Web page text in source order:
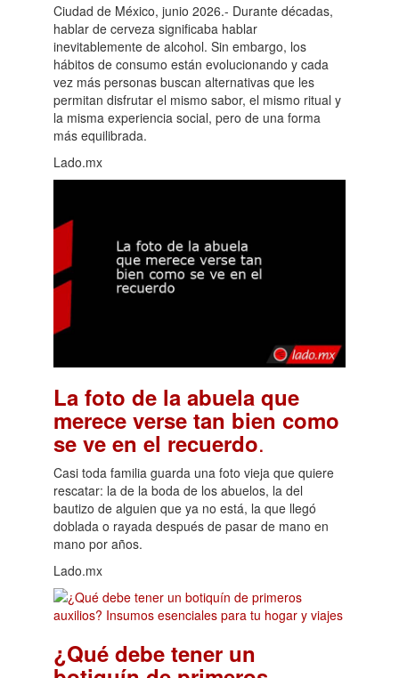
Ciudad de México, junio 2026.- Durante décadas,
hablar de cerveza significaba hablar
inevitablemente de alcohol. Sin embargo, los
hábitos de consumo están evolucionando y cada
vez más personas buscan alternativas que les
permitan disfrutar el mismo sabor, el mismo ritual y
la misma experiencia social, pero de una forma
más equilibrada.
Lado.mx
La foto de la abuela que
merece verse tan bien como
se ve en el recuerdo.
Casi toda familia guarda una foto vieja que quiere
rescatar: la de la boda de los abuelos, la del
bautizo de alguien que ya no está, la que llegó
doblada o rayada después de pasar de mano en
mano por años.
Lado.mx
¿Qué debe tener un